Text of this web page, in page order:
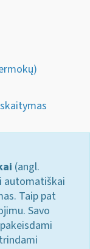
(angl.
automatiškai
Taip pat
Savo